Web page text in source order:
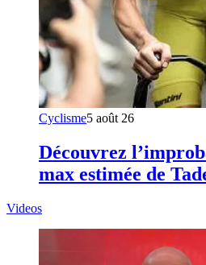
Cyclisme5 août 26
Découvrez
max estimée de
Videos